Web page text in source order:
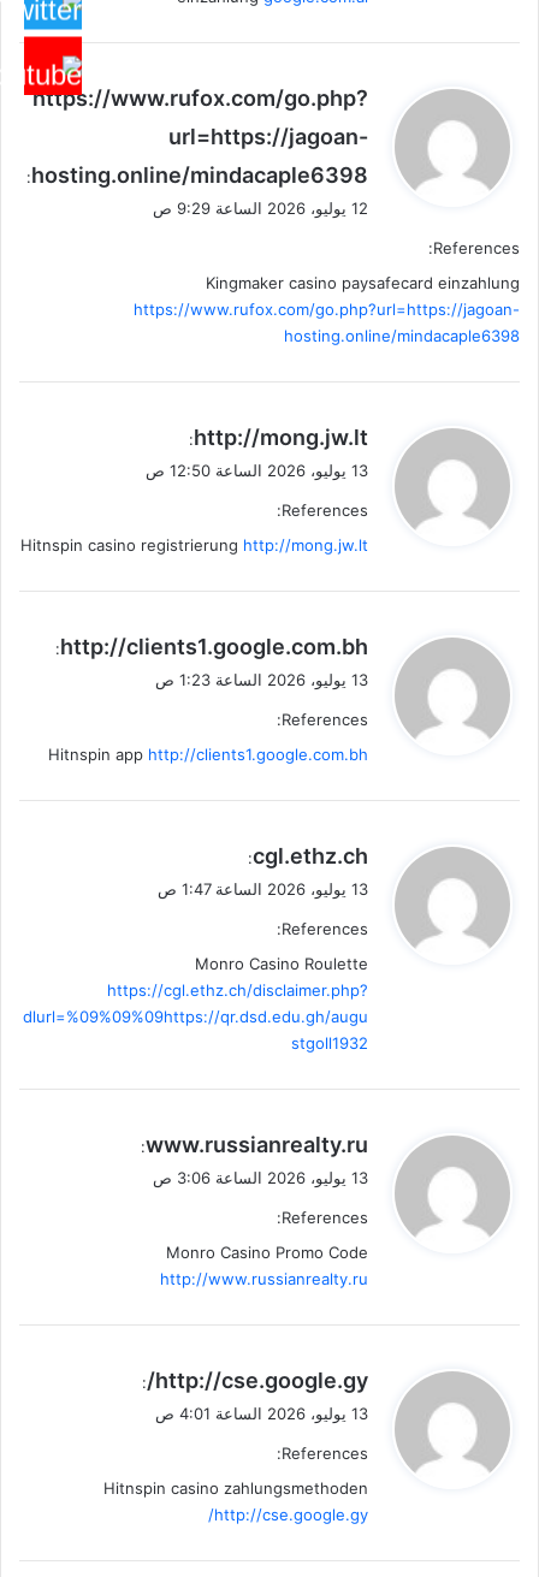
ي
ل
https://www.rufox.com/go.php?
url=https://jagoan-
hosting.online/mindacaple6398
:
12 يوليو، 2026 الساعة 9:29 ص
References:
Kingmaker casino paysafecard einzahlung
https://www.rufox.com/go.php?url=https://jagoan-
hosting.online/mindacaple6398
ي
ق
ل
http://mong.jw.lt
:
13 يوليو، 2026 الساعة 12:50 ص
References:
Hitnspin casino registrierung http://mong.jw.lt
ي
ق
ل
http://clients1.google.com.bh
:
13 يوليو، 2026 الساعة 1:23 ص
References:
Hitnspin app http://clients1.google.com.bh
ي
ق
ل
cgl.ethz.ch
:
13 يوليو، 2026 الساعة 1:47 ص
References:
Monro Casino Roulette
https://cgl.ethz.ch/disclaimer.php?
dlurl=%09%09%09https://qr.dsd.edu.gh/augu
stgoll1932
ي
ق
ل
www.russianrealty.ru
:
13 يوليو، 2026 الساعة 3:06 ص
References:
Monro Casino Promo Code
http://www.russianrealty.ru
ي
ق
ل
http://cse.google.gy/
:
13 يوليو، 2026 الساعة 4:01 ص
References:
Hitnspin casino zahlungsmethoden
http://cse.google.gy/